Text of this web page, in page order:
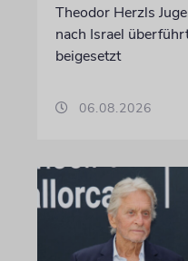
Theodor Herzls
nach Israel
beigesetzt
06.08.2026